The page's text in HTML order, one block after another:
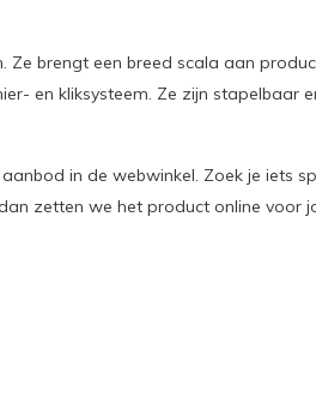
Ze brengt een breed scala aan
en kliksysteem. Ze zijn stapelbaar
in de webwinkel. Zoek je iets
dan zetten we het product online voor